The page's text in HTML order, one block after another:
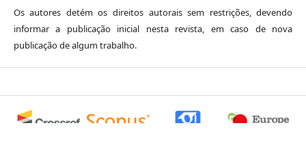
Os autores detém os direitos autorais sem restrições, devendo
informar a publicação inicial nesta revista, em caso de nova
publicação de algum trabalho.